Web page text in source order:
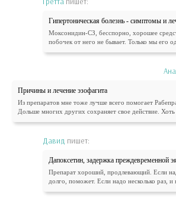
Гипертоническая болезнь - симптомы и
Моксонидин-СЗ, бесспорно, хорошее
побочек от него не бывает. Только мы его
Причины и лечение эзофагита
Из препаратов мне тоже лучше всего помогает
Дольше многих других сохраняет свое действие. Хоть
Давид пишет:
Дапоксетин, задержка преждевременной
Препарат хороший, продлевающий. Если
долго, поможет. Если надо несколько раз, и